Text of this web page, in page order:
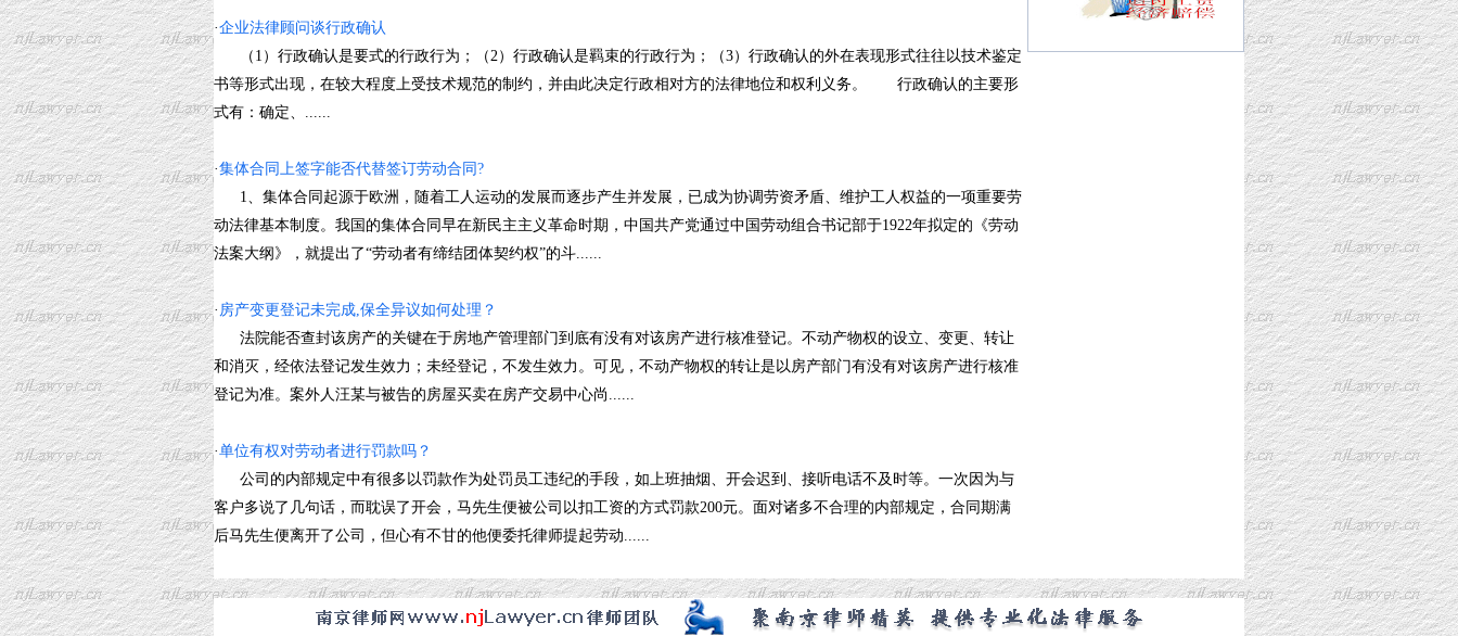
·企业法律顾问谈行政确认
（1）行政确认是要式的行政行为；（2）行政确认是羁束的行政行为；（3）行政确认的外在表现形式往往以技术鉴定
书等形式出现，在较大程度上受技术规范的制约，并由此决定行政相对方的法律地位和权利义务。 行政确认的主要形
式有：确定、......
·集体合同上签字能否代替签订劳动合同?
1、集体合同起源于欧洲，随着工人运动的发展而逐步产生并发展，已成为协调劳资矛盾、维护工人权益的一项重要劳
动法律基本制度。我国的集体合同早在新民主主义革命时期，中国共产党通过中国劳动组合书记部于1922年拟定的《劳动
法案大纲》，就提出了“劳动者有缔结团体契约权”的斗......
· 房产变更登记未完成,保全异议如何处理？
法院能否查封该房产的关键在于房地产管理部门到底有没有对该房产进行核准登记。不动产物权的设立、变更、转让
和消灭，经依法登记发生效力；未经登记，不发生效力。可见，不动产物权的转让是以房产部门有没有对该房产进行核准
登记为准。案外人汪某与被告的房屋买卖在房产交易中心尚......
·单位有权对劳动者进行罚款吗？
公司的内部规定中有很多以罚款作为处罚员工违纪的手段，如上班抽烟、开会迟到、接听电话不及时等。一次因为与
客户多说了几句话，而耽误了开会，马先生便被公司以扣工资的方式罚款200元。面对诸多不合理的内部规定，合同期满
后马先生便离开了公司，但心有不甘的他便委托律师提起劳动......